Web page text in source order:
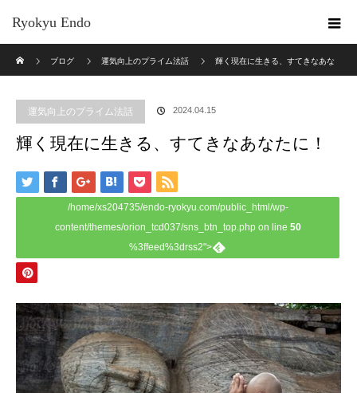
Ryokyu Endo
ブログ
運気向上のプライム法話 輝く現在に生きる、すてきなあな
運気向上のプライム法話 2024.04.15
輝く現在に生きる、すてきなあなたに！
/home/xs204735/endo-ryokyu.com/public_html/wp-
content/themes/orion_tcd037/sns_btn_top.php on line 50
%3ffeed%3drss2">